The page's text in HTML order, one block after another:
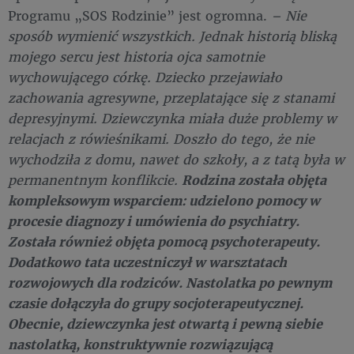
Programu „SOS Rodzinie” jest ogromna. – Nie
sposób wymienić wszystkich. Jednak historią bliską
mojego sercu jest historia ojca samotnie
wychowującego córkę. Dziecko przejawiało
zachowania agresywne, przeplatające się z stanami
depresyjnymi. Dziewczynka miała duże problemy w
relacjach z rówieśnikami. Doszło do tego, że nie
wychodziła z domu, nawet do szkoły, a z tatą była w
permanentnym konflikcie. Rodzina została objęta
kompleksowym wsparciem: udzielono pomocy w
procesie diagnozy i umówienia do psychiatry.
Została również objęta pomocą psychoterapeuty.
Dodatkowo tata uczestniczył w warsztatach
rozwojowych dla rodziców. Nastolatka po pewnym
czasie dołączyła do grupy socjoterapeutycznej.
Obecnie, dziewczynka jest otwartą i pewną siebie
nastolatką, konstruktywnie rozwiązującą